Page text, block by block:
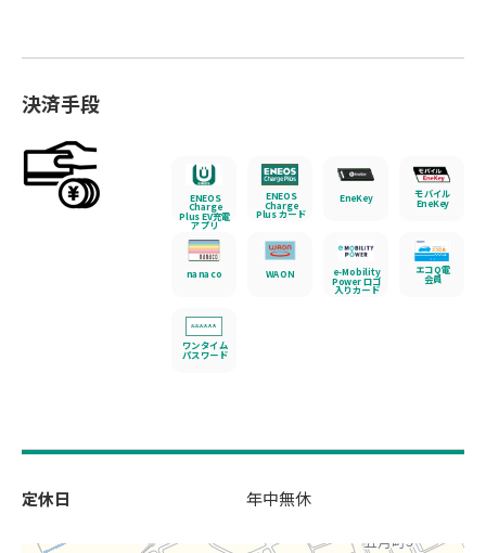
決済手段
ENEOS
Charge
Plus EV充電
アプリ
ENEOS
Charge
Plus カード
EneKey モバイル
EneKey
nanaco WAON e-Mobility
Power ロゴ
入りカード
エコQ電
会員
ワンタイム
パスワード
定休日 年中無休